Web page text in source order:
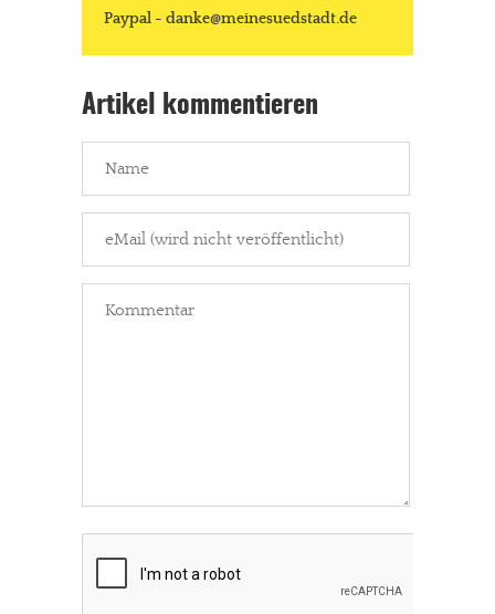
Paypal - danke@meinesuedstadt.de
Artikel kommentieren